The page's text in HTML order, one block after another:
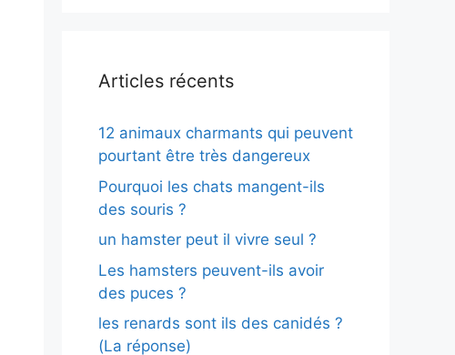
Articles récents
12 animaux charmants qui peuvent
pourtant être très dangereux
Pourquoi les chats mangent-ils
des souris ?
un hamster peut il vivre seul ?
Les hamsters peuvent-ils avoir
des puces ?
les renards sont ils des canidés ?
(La réponse)